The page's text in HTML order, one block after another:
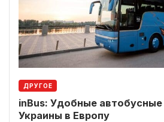
ДРУГОЕ
inBus: Удобные автобусные
Украины в Европу